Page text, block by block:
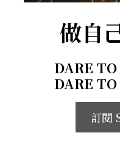
做自
DARE TO
DARE
訂閱